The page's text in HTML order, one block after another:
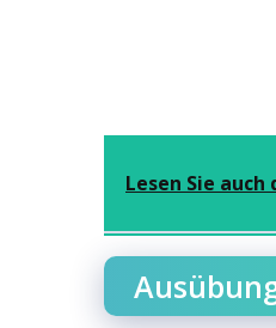
Lesen Sie auch